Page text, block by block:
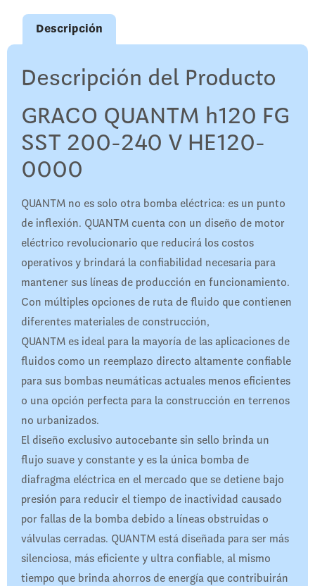
Descripción
Descripción del Producto
GRACO QUANTM h120 FG
SST 200-240 V HE120-
0000
QUANTM no es solo otra bomba eléctrica: es un punto
de inflexión. QUANTM cuenta con un diseño de motor
eléctrico revolucionario que reducirá los costos
operativos y brindará la confiabilidad necesaria para
mantener sus líneas de producción en funcionamiento.
Con múltiples opciones de ruta de fluido que contienen
diferentes materiales de construcción,
QUANTM es ideal para la mayoría de las aplicaciones de
fluidos como un reemplazo directo altamente confiable
para sus bombas neumáticas actuales menos eficientes
o una opción perfecta para la construcción en terrenos
no urbanizados.
El diseño exclusivo autocebante sin sello brinda un
flujo suave y constante y es la única bomba de
diafragma eléctrica en el mercado que se detiene bajo
presión para reducir el tiempo de inactividad causado
por fallas de la bomba debido a líneas obstruidas o
válvulas cerradas. QUANTM está diseñada para ser más
silenciosa, más eficiente y ultra confiable, al mismo
tiempo que brinda ahorros de energía que contribuirán